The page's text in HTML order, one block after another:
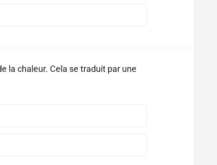
la chaleur. Cela se traduit par une